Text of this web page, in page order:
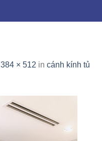
384 × 512 in cánh kính tủ